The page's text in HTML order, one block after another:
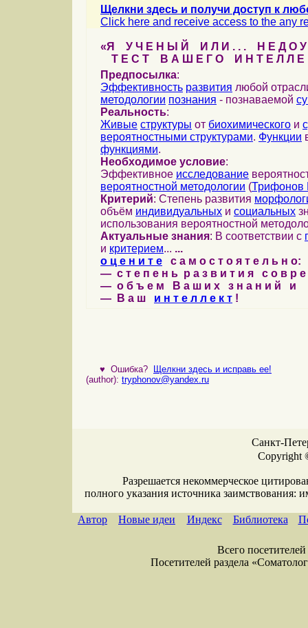
Щелкни здесь и получи доступ к
Click here and receive access to the any
«Я У Ч Е Н Ы Й И Л И . . . Н Е Д О У
Т Е С Т В А Ш Е Г О И Н Т Е Л Л Е
Предпосылка:
Эффективность развития любой
методологии познания - познаваемой
Реальность:
Живые структуры от биохимического и
вероятностными структурами. Функции
функциями.
Необходимое условие:
Эффективное исследование
вероятностной методологии (Трифонов
Критерий: Степень развития
объём индивидуальных и социальных
использования вероятностной
Актуальные знания: В соответствии с
и критерием... ...
о ц е н и т е с а м о с т о я т е л ь н о:
— с т е п е н ь р а з в и т и я с о в р
— о б ъ е м В а ш и х з н а н и й и
— В а ш и н т е л л е к т !
♥ Ошибка?
Щелкни здесь и исправь ее!
(author): tryphonov@yandex.ru
Санкт-
Copyright
Разрешается некоммерческое
полного указания источника заимствования:
Автор Новые идеи Индекс Библиотека
Всего
Посетителей раздела